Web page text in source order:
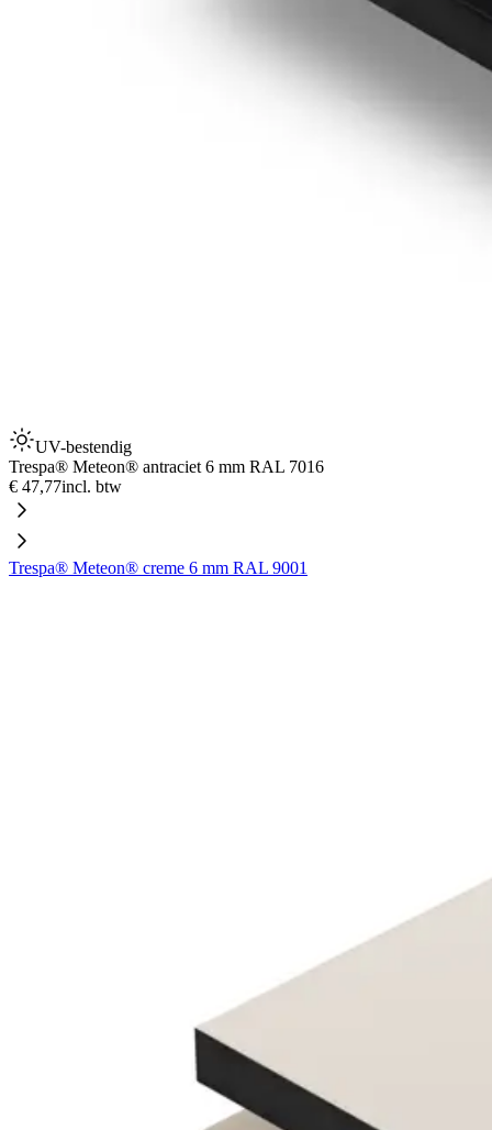
UV-bestendig
Trespa® Meteon® antraciet 6 mm RAL 7016
€ 47,77incl. btw
Trespa® Meteon® creme 6 mm RAL 9001